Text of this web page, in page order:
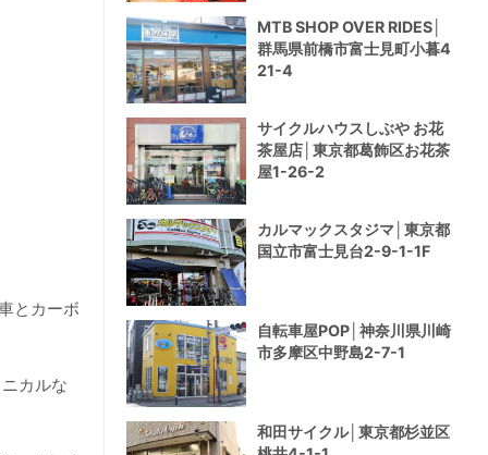
とカーボ
カルな
MTB SHOP OVER RIDES│
群馬県前橋市富士見町小暮4
21-4
サイクルハウスしぶや お花
茶屋店│東京都葛飾区お花茶
屋1-26-2
カルマックスタジマ│東京都
国立市富士見台2-9-1-1F
自転車屋POP│神奈川県川崎
市多摩区中野島2-7-1
和田サイクル│東京都杉並区